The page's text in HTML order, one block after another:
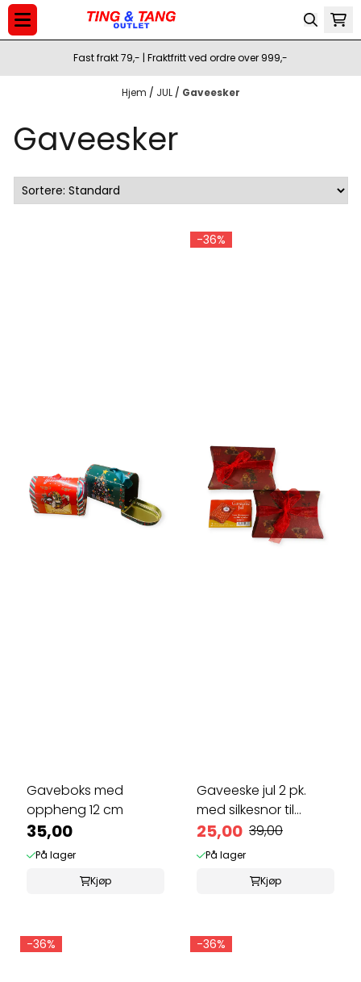
Hopp til innhold
Fast frakt 79,- | Fraktfritt ved ordre over 999,-
Hjem / JUL / Gaveesker
Gaveesker
Gaveboks med
oppheng 12 cm
35,00
På lager
Kjøp
-36%
Gaveeske jul 2 pk.
med silkesnor til
smågaver
25,00 39,00
På lager
Kjøp
-36% -36%